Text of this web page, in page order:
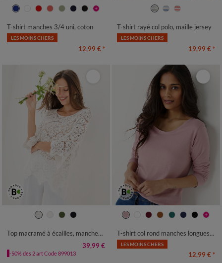
34/36 38/40 42/44
46/48
T-shirt manches 3/4 uni, coton
LES MOINS CHERS
12,99 € *
38/40 42/44
T-shirt rayé col polo, maille jersey
LES MOINS CHERS
19,99 € *
38/40 42/44
Top macramé à écailles, manches pagodes
39,99 €
-50% dès 2 art Code 899013
34/36 38/40 42/44
46/48
T-shirt col rond manches longues uni
LES MOINS CHERS
12,99 € *